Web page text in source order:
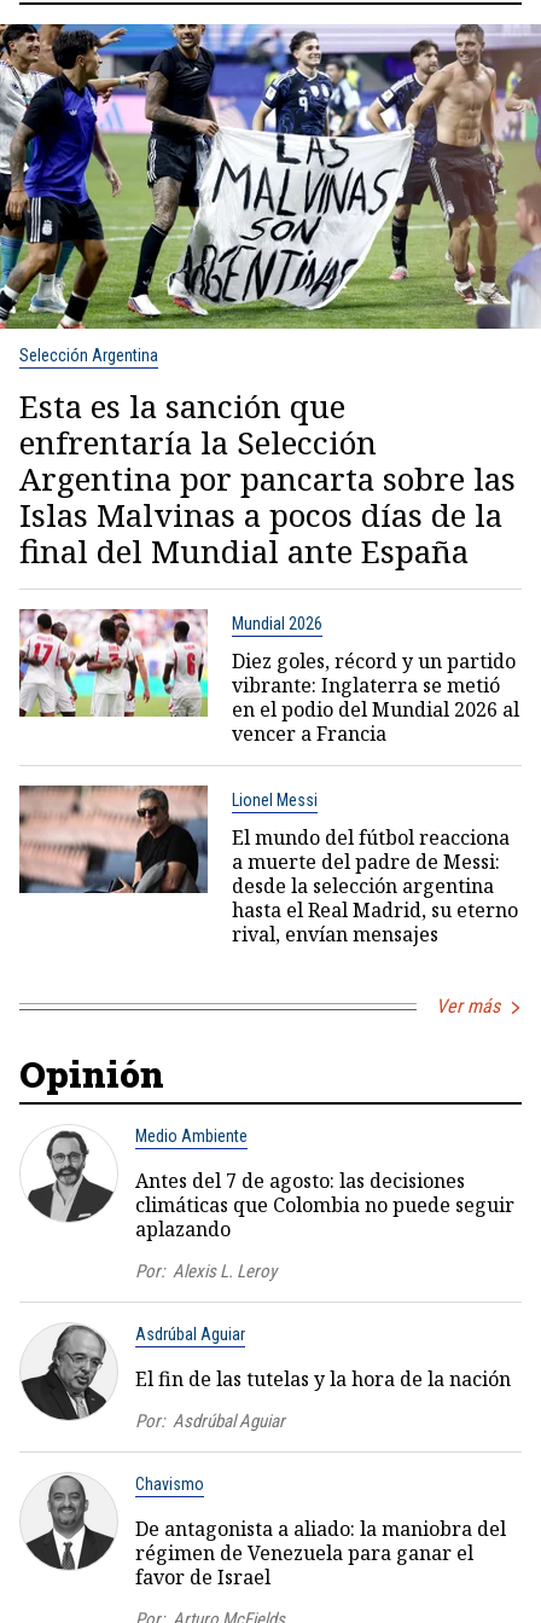
Selección Argentina
Esta es la sanción que
enfrentaría la Selección
Argentina por pancarta sobre las
Islas Malvinas a pocos días de la
final del Mundial ante España
Mundial 2026
Diez goles, récord y un partido
vibrante: Inglaterra se metió
en el podio del Mundial 2026 al
vencer a Francia
Lionel Messi
El mundo del fútbol reacciona
a muerte del padre de Messi:
desde la selección argentina
hasta el Real Madrid, su eterno
rival, envían mensajes
Ver más
Opinión
Medio Ambiente
Antes del 7 de agosto: las decisiones
climáticas que Colombia no puede seguir
aplazando
Por: Alexis L. Leroy
Asdrúbal Aguiar
El fin de las tutelas y la hora de la nación
Por: Asdrúbal Aguiar
Chavismo
De antagonista a aliado: la maniobra del
régimen de Venezuela para ganar el
favor de Israel